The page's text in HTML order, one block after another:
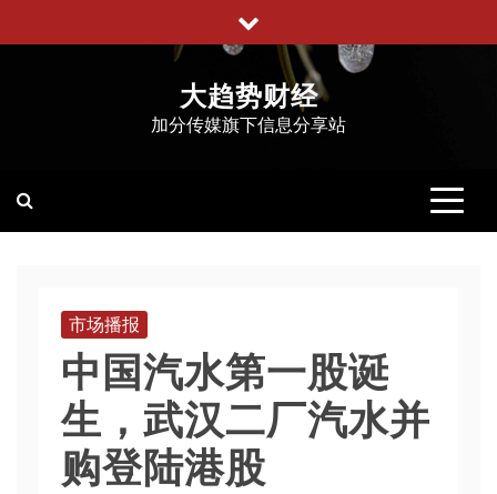
至
大趋势财经
加分传媒旗下信息分享站
市场播报
中国汽水第一股诞
生，武汉二厂汽水并
购登陆港股